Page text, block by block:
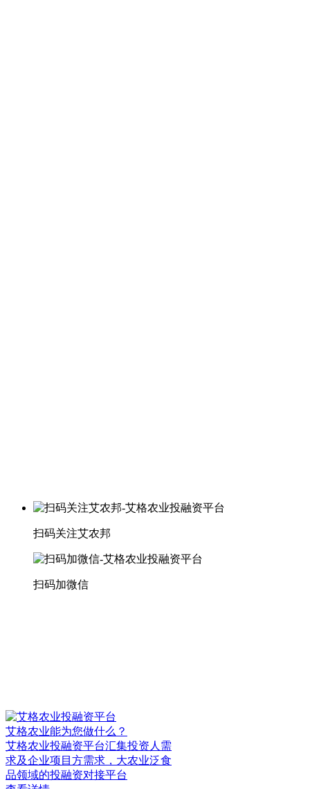
扫码关注艾农邦
扫码加微信
艾格农业能为您做什么？
艾格农业投融资平台汇集投资人需
求及企业项目方需求，大农业泛食
品领域的投融资对接平台